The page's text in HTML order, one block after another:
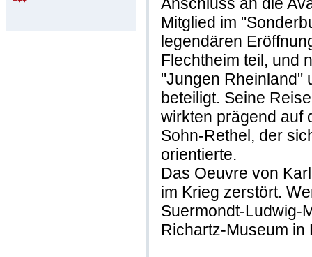
Mitglied im
legendären
Flechtheim teil, und
"Jungen Rheinland"
beteiligt. Seine
wirkten prägend auf
Sohn-Rethel, der
orientierte.
Das Oeuvre von
im Krieg zerstört.
Suermondt-Ludwig-
Richartz-Museum in